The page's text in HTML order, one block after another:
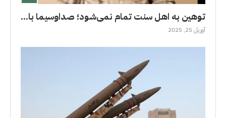
توهین به اهل سنت تمام نمی‌شود؛ صداوسیما با...
آوریل 25, 2025